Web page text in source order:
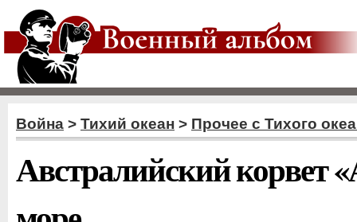
Война > Тихий океан > Прочее с Тихого
Австралийский корвет